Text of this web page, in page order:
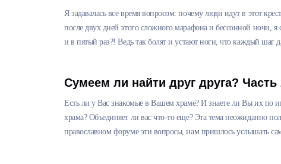
Я задавалась все время вопросом: почему люди идут в этот
после двух дней этого сложного марафона и бессонной ночи,
и в пятый раз?! Ведь так болят и устают ноги, что каждый шаг
Сумеем ли найти друг друга? Часть
Есть ли у Вас знакомые в Вашем храме? И знаете ли Вы их по
храма? Объединяет ли вас что-то еще? Эта тема неожиданно
православном форуме эти вопросы, нам пришлось услышать